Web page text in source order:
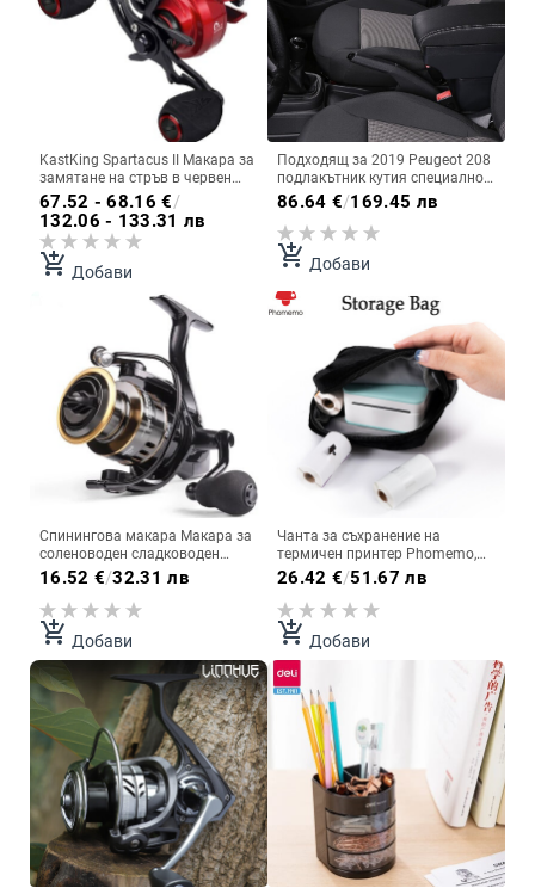
KastKing Spartacus II Макара за
замятане на стръв в червен
цвят 8KG Max Drag 7+1
Високоскоростна бобина за
риболов с предавателно
отношение
67.52 - 68.16 €/
132.06 - 133.31 лв
add_shopping_cart Добави
Подходящ за 2019 Peugeot 208
подлакътник кутия специално
лого PEUGEOT нов 208
подлакътник кутия аксесоари
за модификация
86.64 €/169.45 лв
add_shopping_cart Добави
Спинингова макара Макара за
соленоводен сладководен
риболов Свръхлека метална
рамка Гладка, здрава, висока
скорост за риболовна линия за
всякакви видове риба
16.52 €/32.31 лв
add_shopping_cart Добави
Чанта за съхранение на
термичен принтер Phomemo,
подходяща за чанта за
съхранение на термохартия
M02/M02S/M110/M02 Pro
26.42 €/51.67 лв
add_shopping_cart Добави